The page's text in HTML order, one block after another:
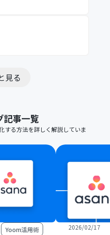
見る
記事一覧
する方法を詳しく解説していま
Yoom活用術 2026/02/17